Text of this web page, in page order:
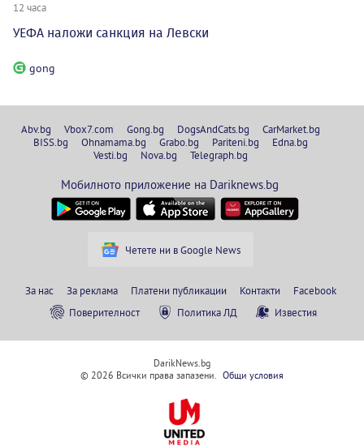
12 часа
УЕФА наложи санкция на Левски
gong
Abv.bg Vbox7.com Gong.bg DogsAndCats.bg
CarMarket.bg
BISS.bg
Ohnamama.bg Grabo.bg Pariteni.bg
Edna.bg
Vesti.bg
Nova.bg Telegraph.bg
Мобилното приложение на Dariknews.bg
Четете ни в Google News
За нас За реклама Платени публикации Контакти
Facebook
Поверителност
Политика ЛД Известия
DarikNews.bg
© 2026 Всички права запазени. Общи условия